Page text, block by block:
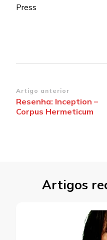
Press
Navegação
de
Artigo anterior
Resenha: Inception –
Corpus Hermeticum
Artigos